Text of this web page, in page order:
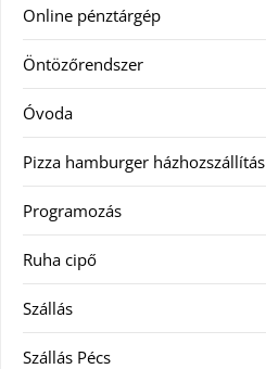
Online pénztárgép
Öntözőrendszer
Óvoda
Pizza hamburger házhozszállítás
Programozás
Ruha cipő
Szállás
Szállás Pécs